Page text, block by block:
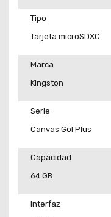
Tipo
Tarjeta microSDXC
Marca
Kingston
Serie
Canvas Go! Plus
Capacidad
64 GB
Interfaz